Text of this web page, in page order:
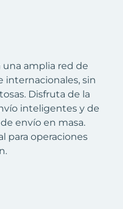
amplia red de
internacionales, sin
Disfruta de la
inteligentes y de
envío en masa.
para operaciones